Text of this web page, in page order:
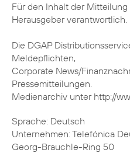
Für den Inhalt der
Herausgeber verantwortlich.
Die DGAP
Meldepflichten,
Corporate News/
Pressemitteilungen.
Medienarchiv unter http://
Sprache: Deutsch
Unternehmen: Telefónica
Georg-Brauchle-Ring 50